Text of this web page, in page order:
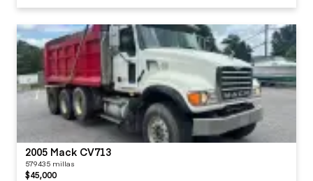
2005 Mack CV713
579435 millas
$45,000